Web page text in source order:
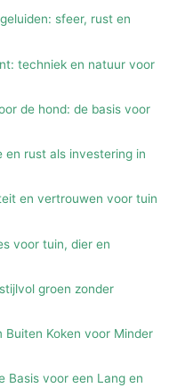
sfeer, rust en
techniek en natuur voor
de hond: de basis voor
rust als investering in
en vertrouwen voor tuin
voor tuin, dier en
groen zonder
Buiten Koken voor Minder
Basis voor een Lang en